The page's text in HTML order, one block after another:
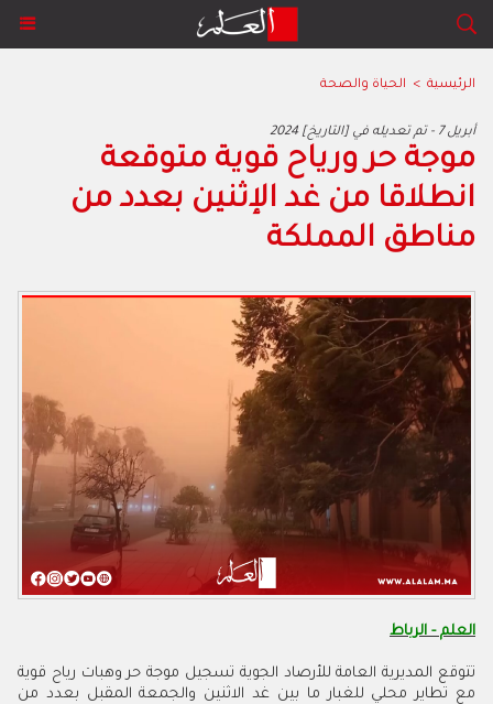
الرئيسية > الحياة والصحة
2024 أبريل 7 - تم تعديله في [التاريخ]
موجة حر ورياح قوية متوقعة
انطلاقا من غد الإثنين بعدد من
مناطق المملكة
العلم - الرباط
تتوقع المديرية العامة للأرصاد الجوية تسجيل موجة حر وهبات رياح قوية
مع تطاير محلي للغبار ما بين غد الاثنين والجمعة المقبل بعدد من